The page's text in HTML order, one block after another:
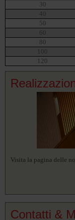
30
40
50
60
80
100
120
Visita la pagina delle
Contatti &